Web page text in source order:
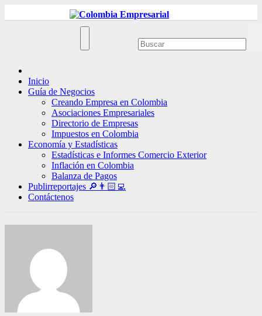
al
Inicio
Guía de Negocios
Creando Empresa en Colombia
Asociaciones Empresariales
Directorio de Empresas
Impuestos en Colombia
Economía y Estadísticas
Estadísticas e Informes Comercio Exterior
Inflación en Colombia
Balanza de Pagos
Publirreportajes 🔎👨🏻‍💻
Contáctenos